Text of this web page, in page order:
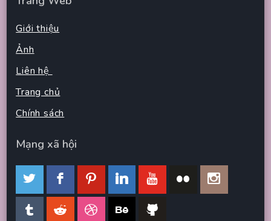
Giới thiệu
Ảnh
Liên hệ
Trang chủ
Chính sách
Mạng xã hội